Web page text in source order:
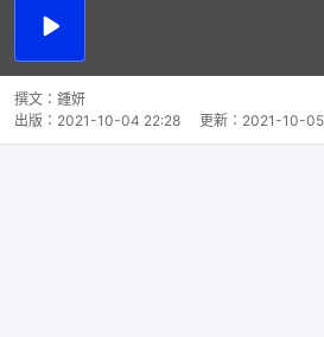
播
撰文： 鍾妍
出版： 2021-10-04 22:28 更新： 2021-10-